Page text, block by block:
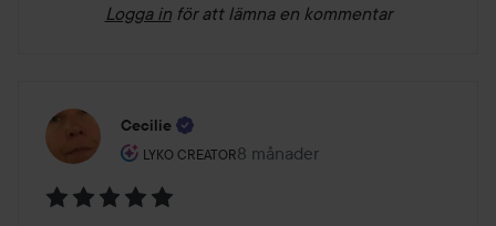
Logga in för att lämna en kommentar
Cecilie
LYKO CREATOR
Användarens roll: Lyko Creator.
8 månader
Inlägget skapades 8 månader